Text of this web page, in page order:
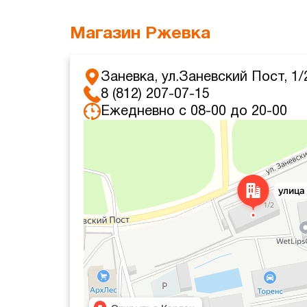
Магазин Ржевка
Заневка, ул.Заневский Пост, 1/
8 (812) 207-07-15
Ежедневно с 08-00 до 20-00
Яндекс Карты — транспорт, навигация, поиск мест